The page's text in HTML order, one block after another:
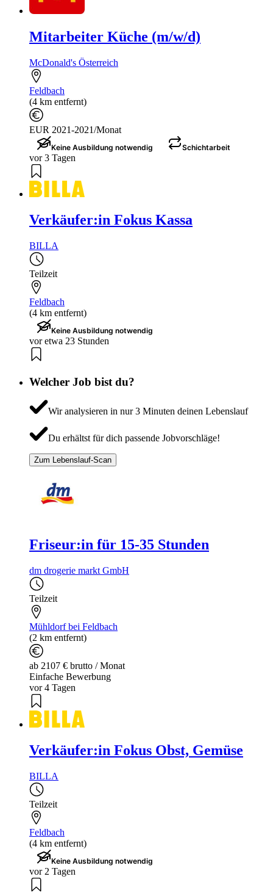
Mitarbeiter Küche (m/w/d)
McDonald's Österreich
Feldbach
(4 km entfernt)
EUR 2021-2021/Monat
Keine Ausbildung notwendig Schichtarbeit
vor 3 Tagen
Verkäufer:in Fokus Kassa
BILLA
Teilzeit
Feldbach
(4 km entfernt)
Keine Ausbildung notwendig
vor etwa 23 Stunden
Welcher Job bist du?
Wir analysieren in nur 3 Minuten deinen Lebenslauf
Du erhältst für dich passende Jobvorschläge!
Zum Lebenslauf-Scan
Friseur:in für 15-35 Stunden
dm drogerie markt GmbH
Teilzeit
Mühldorf bei Feldbach
(2 km entfernt)
ab 2107 € brutto / Monat
Einfache Bewerbung
vor 4 Tagen
Verkäufer:in Fokus Obst, Gemüse
BILLA
Teilzeit
Feldbach
(4 km entfernt)
Keine Ausbildung notwendig
vor 2 Tagen